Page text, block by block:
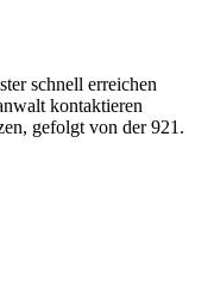
schnell erreichen
kontaktieren
gefolgt von der 921.